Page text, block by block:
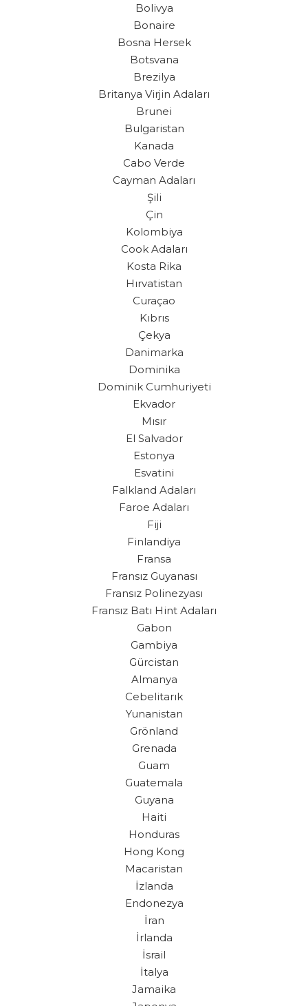
Bolivya
Bonaire
Bosna Hersek
Botsvana
Brezilya
Britanya Virjin Adaları
Brunei
Bulgaristan
Kanada
Cabo Verde
Cayman Adaları
Şili
Çin
Kolombiya
Cook Adaları
Kosta Rika
Hırvatistan
Curaçao
Kıbrıs
Çekya
Danimarka
Dominika
Dominik Cumhuriyeti
Ekvador
Mısır
El Salvador
Estonya
Esvatini
Falkland Adaları
Faroe Adaları
Fiji
Finlandiya
Fransa
Fransız Guyanası
Fransız Polinezyası
Fransız Batı Hint Adaları
Gabon
Gambiya
Gürcistan
Almanya
Cebelitarık
Yunanistan
Grönland
Grenada
Guam
Guatemala
Guyana
Haiti
Honduras
Hong Kong
Macaristan
İzlanda
Endonezya
İran
İrlanda
İsrail
İtalya
Jamaika